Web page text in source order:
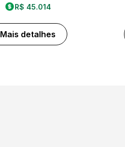
R$ 45.014
Mais detalhes